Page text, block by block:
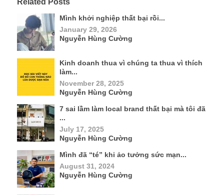
Related Posts
Mình khởi nghiệp thất bại rồi...
January 29, 2026
Nguyễn Hùng Cường
Kinh doanh thua vì chúng ta thua vì thích
làm...
November 28, 2025
Nguyễn Hùng Cường
7 sai lầm làm local brand thất bại mà tôi đã
...
July 17, 2025
Nguyễn Hùng Cường
Mình đã “té” khi ảo tưởng sức mạn...
August 31, 2024
Nguyễn Hùng Cường